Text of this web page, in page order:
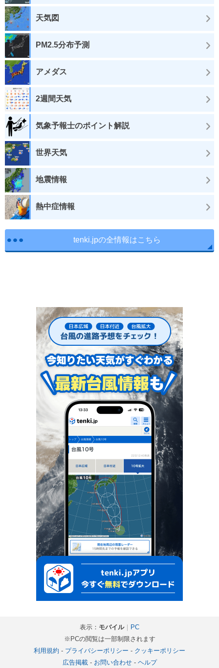
天気図
PM2.5分布予測
アメダス
2週間天気
気象予報士のポイント解説
世界天気
地震情報
熱中症情報
tenki.jpの全情報はこちら
表示： モバイル｜ PC
※PCの閲覧は一部制限されます
利用規約 - プライバシーポリシー - クッキーポリシー
広告掲載- お問い合わせ- ヘルプ